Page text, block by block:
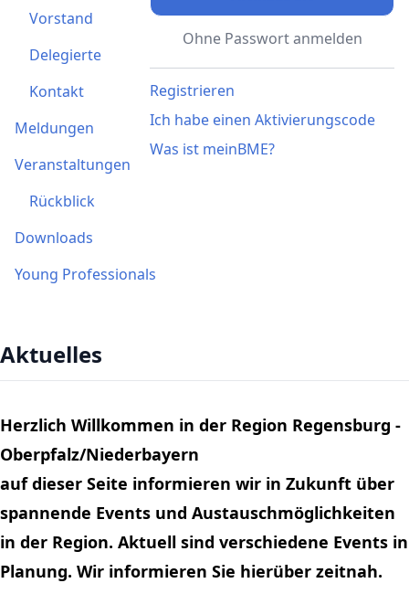
Ohne Passwort anmelden
Registrieren
Ich habe einen Aktivierungscode
Was ist meinBME?
Vorstand
Delegierte
Kontakt
Meldungen
Veranstaltungen
Rückblick
Downloads
Young Professionals
Aktuelles
Herzlich Willkommen in der Region Regensburg -
Oberpfalz/Niederbayern
auf dieser Seite informieren wir in Zukunft über
spannende Events und Austauschmöglichkeiten
in der Region. Aktuell sind verschiedene Events in
Planung. Wir informieren Sie hierüber zeitnah.